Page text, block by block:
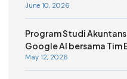
June 10, 2026
Program Studi
Google AI bersama Tim
May 12, 2026